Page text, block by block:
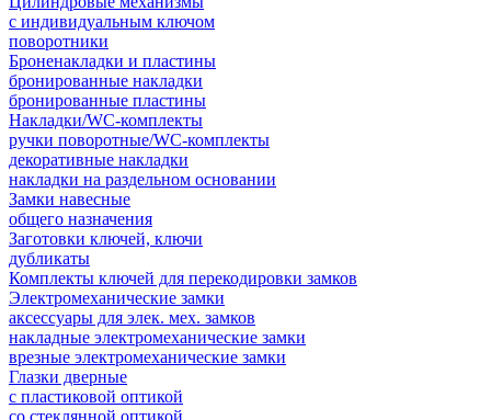
с индивидуальным ключом
поворотники
Броненакладки и пластины
бронированные накладки
бронированные пластины
Накладки/WC-комплекты
ручки поворотные/WC-комплекты
декоративные накладки
накладки на раздельном основании
Замки навесные
общего назначения
Заготовки ключей, ключи
дубликаты
Комплекты ключей для перекодировки замков
Электромеханические замки
аксессуары для элек. мех. замков
накладные электромеханические замки
врезные электромеханические замки
Глазки дверные
с пластиковой оптикой
со стеклянной оптикой